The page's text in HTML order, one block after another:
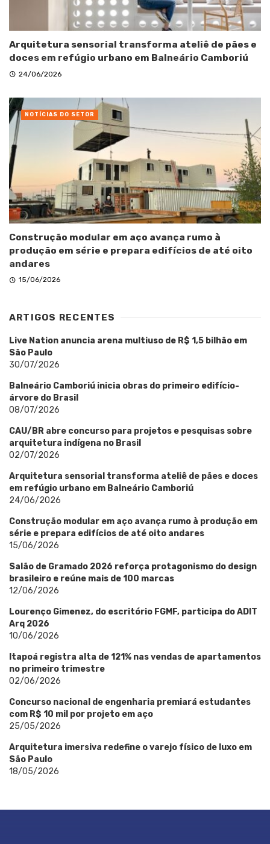
Arquitetura sensorial transforma ateliê de pães e
doces em refúgio urbano em Balneário Camboriú
24/06/2026
Construção modular em aço avança rumo à
produção em série e prepara edifícios de até oito
andares
15/06/2026
NOTÍCIAS DO SETOR
ARTIGOS RECENTES
Live Nation anuncia arena multiuso de R$ 1,5 bilhão em
São Paulo
30/07/2026
Balneário Camboriú inicia obras do primeiro edifício-
árvore do Brasil
08/07/2026
CAU/BR abre concurso para projetos e pesquisas sobre
arquitetura indígena no Brasil
02/07/2026
Arquitetura sensorial transforma ateliê de pães e doces
em refúgio urbano em Balneário Camboriú
24/06/2026
Construção modular em aço avança rumo à produção em
série e prepara edifícios de até oito andares
15/06/2026
Salão de Gramado 2026 reforça protagonismo do design
brasileiro e reúne mais de 100 marcas
12/06/2026
Lourenço Gimenez, do escritório FGMF, participa do ADIT
Arq 2026
10/06/2026
Itapoá registra alta de 121% nas vendas de apartamentos
no primeiro trimestre
02/06/2026
Concurso nacional de engenharia premiará estudantes
com R$ 10 mil por projeto em aço
25/05/2026
Arquitetura imersiva redefine o varejo físico de luxo em
São Paulo
18/05/2026